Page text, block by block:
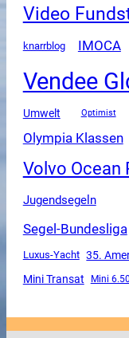
Video
knarrblog IMOCA
Vendee
Umwelt Optimist
Olympia Klassen
Volvo Ocean
Jugendsegeln
Segel-Bundesliga
Luxus-Yacht 35.
Mini Transat Mini 6.50